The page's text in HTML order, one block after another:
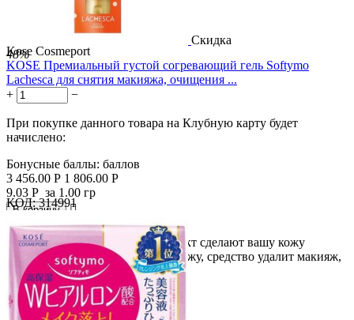
Скидка
48%
Kose Cosmeport
KOSE Премиальный густой согревающий гель Softymo
Lachesca для снятия макияжа, очищения ...
+
−
При покупке данного товара на Клубную карту будет
начислено:
Бонусные баллы: баллов
3 456.00 Р 1 806.00 Р
9.03 Р за 1.00 гр
В корзину


Мягкое тепло и массажный эффект сделают вашу кожу
невероятно гладкой. Массируя кожу, средство удалит макияж,
а также...
КОД: 314991